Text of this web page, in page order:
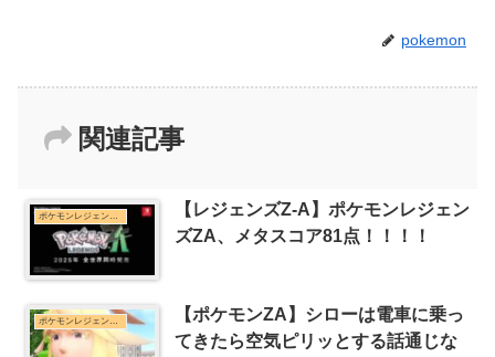
pokemon
関連記事
ポケモンレジェンズZ-Aまとめ
【レジェンズZ-A】ポケモンレジェン
ズZA、メタスコア81点！！！！
ポケモンレジェンズZ-Aまとめ
【ポケモンZA】シローは電車に乗っ
てきたら空気ピリッとする話通じな